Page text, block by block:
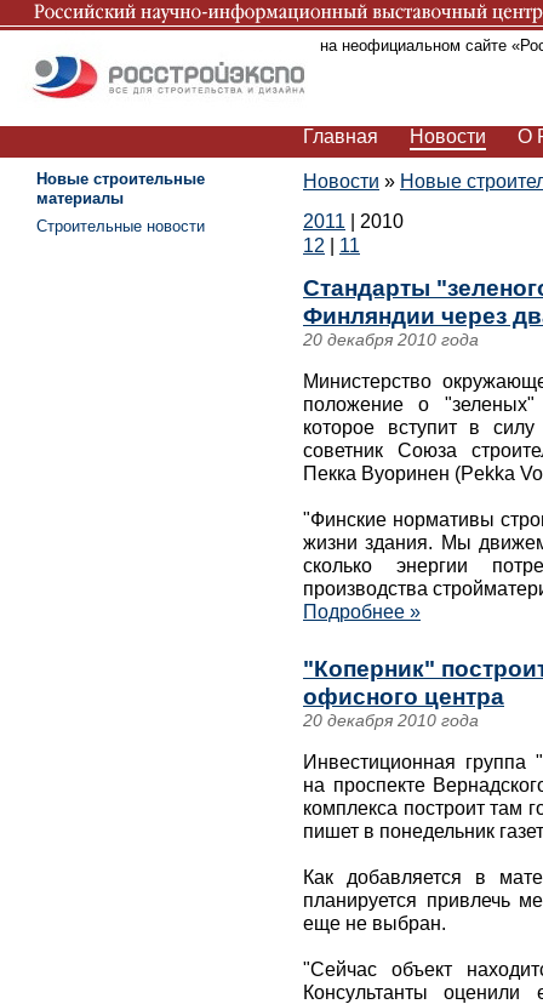
Вы находитесь на неофициальном сайте
Главная Новости О
Новости » Новые
2011
2010
12
11
Стандарты
Финляндии через
20 декабря 2010 года
Министерство
положение о "зеленых"
которое вступит в
советник Союза
Пекка Вуоринен (Pekka
"Финские нормативы
жизни здания. Мы
сколько энергии
производства
Подробнее »
"Коперник"
офисного центра
20 декабря 2010 года
Инвестиционная группа
на проспекте
комплекса построит там
пишет в понедельник
Как добавляется в
планируется привлечь
еще не выбран.
"Сейчас объект
Консультанты
Новые строительные
материалы
Строительные новости